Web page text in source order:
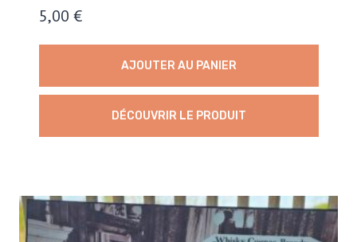
5,00 €
AJOUTER AU PANIER
DÉCOUVRIR LE PRODUIT